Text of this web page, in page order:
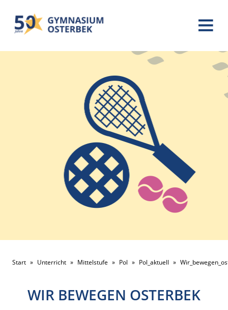
Start » Unterricht » Mittelstufe » Pol » Pol_aktuell »
WIR BEWEGEN OSTERBEK